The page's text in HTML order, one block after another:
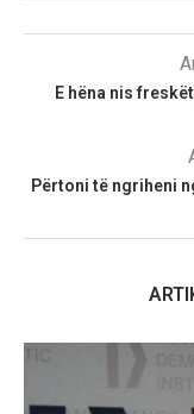
E hëna nis
Përtoni të ngriheni